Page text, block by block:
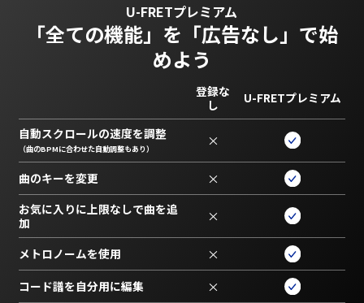
U-FRETプレミアム
「全ての機能」を 「広告なし」で始
めよう
登録な
し
U-FRETプレミアム
自動スクロールの速度を調整
（曲のBPMに合わせた自動調整もあり） ×
曲のキーを変更 ×
お気に入りに上限なしで曲を追
加
×
メトロノームを使用 ×
コード譜を自分用に編集 ×